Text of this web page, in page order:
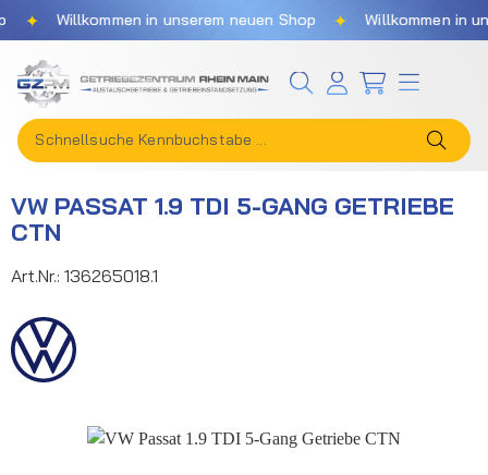
Zum Hauptinhalt springen
✦ Willkommen in unserem neuen Shop ✦ Willkommen in
VW PASSAT 1.9 TDI 5-GANG GETRIEBE
CTN
Art.Nr.: 136265018.1
Bildergalerie überspringen